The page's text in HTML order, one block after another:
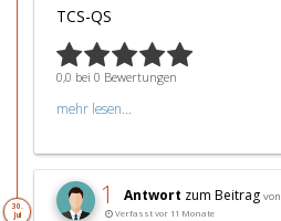
TCS-QS
0,0 bei 0 Bewertungen
mehr lesen...
30.
Jul
1 Antwort zum Beitrag von
Verfasst vor 11 Monate